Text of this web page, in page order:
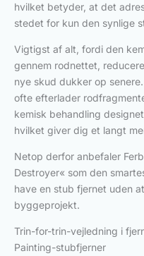
hvilket betyder, at det
stedet for kun den synlige
Vigtigst af alt, fordi den
gennem rodnettet,
nye skud dukker op
ofte efterlader
kemisk behandling
hvilket giver dig et langt
Netop derfor anbefaler
Destroyer« som den
have en stub fjernet uden
byggeprojekt.
Trin-for-trin-vejledning i
Painting-stubfjerner